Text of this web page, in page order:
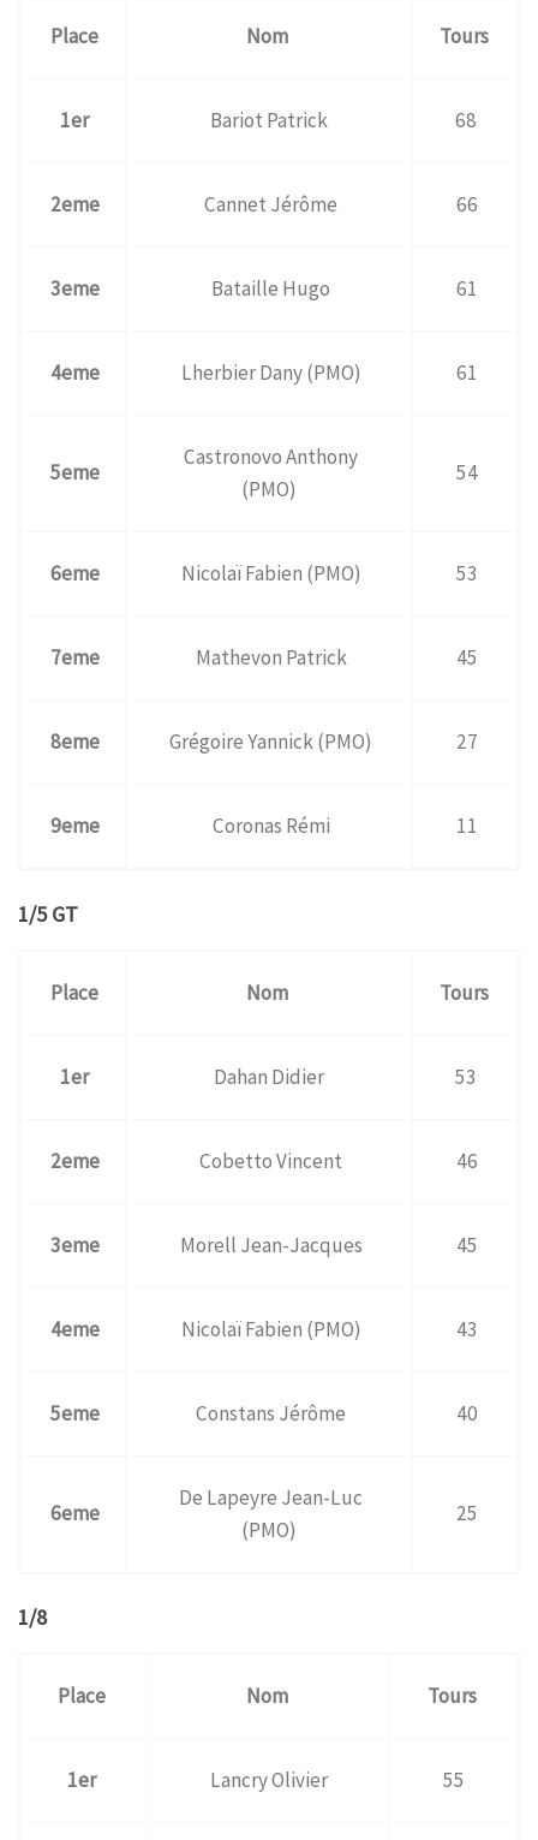
Place Nom Tours
1er Bariot Patrick 68
2eme Cannet Jérôme 66
3eme Bataille Hugo 61
4eme Lherbier Dany (PMO) 61
5eme
Castronovo Anthony
(PMO)
54
6eme Nicolaï Fabien (PMO) 53
7eme Mathevon Patrick 45
8eme Grégoire Yannick (PMO) 27
9eme Coronas Rémi 11
1/5 GT
Place Nom Tours
1er Dahan Didier 53
2eme Cobetto Vincent 46
3eme Morell Jean-Jacques 45
4eme Nicolaï Fabien (PMO) 43
5eme Constans Jérôme 40
6eme
De Lapeyre Jean-Luc
(PMO)
25
1/8
Place Nom Tours
1er Lancry Olivier 55